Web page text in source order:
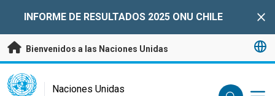
INFORME DE RESULTADOS 2025 ONU CHILE
Bienvenidos a las Naciones Unidas
UN Logo
Naciones Unidas